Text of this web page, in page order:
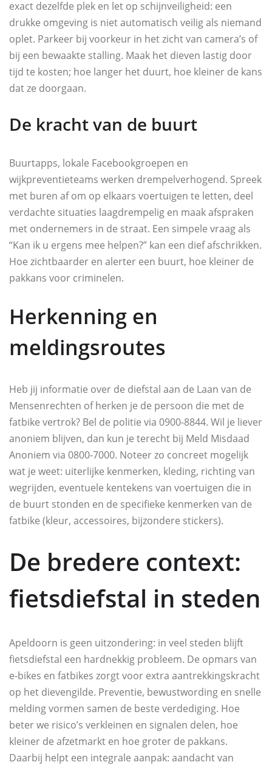
exact dezelfde plek en let op schijnveiligheid: een
drukke omgeving is niet automatisch veilig als niemand
oplet. Parkeer bij voorkeur in het zicht van camera’s of
bij een bewaakte stalling. Maak het dieven lastig door
tijd te kosten; hoe langer het duurt, hoe kleiner de kans
dat ze doorgaan.
De kracht van de buurt
Buurtapps, lokale Facebookgroepen en
wijkpreventieteams werken drempelverhogend. Spreek
met buren af om op elkaars voertuigen te letten, deel
verdachte situaties laagdrempelig en maak afspraken
met ondernemers in de straat. Een simpele vraag als
“Kan ik u ergens mee helpen?” kan een dief afschrikken.
Hoe zichtbaarder en alerter een buurt, hoe kleiner de
pakkans voor criminelen.
Herkenning en
meldingsroutes
Heb jij informatie over de diefstal aan de Laan van de
Mensenrechten of herken je de persoon die met de
fatbike vertrok? Bel de politie via 0900-8844. Wil je liever
anoniem blijven, dan kun je terecht bij Meld Misdaad
Anoniem via 0800-7000. Noteer zo concreet mogelijk
wat je weet: uiterlijke kenmerken, kleding, richting van
wegrijden, eventuele kentekens van voertuigen die in
de buurt stonden en de specifieke kenmerken van de
fatbike (kleur, accessoires, bijzondere stickers).
De bredere context:
fietsdiefstal in steden
Apeldoorn is geen uitzondering: in veel steden blijft
fietsdiefstal een hardnekkig probleem. De opmars van
e-bikes en fatbikes zorgt voor extra aantrekkingskracht
op het dievengilde. Preventie, bewustwording en snelle
melding vormen samen de beste verdediging. Hoe
beter we risico’s verkleinen en signalen delen, hoe
kleiner de afzetmarkt en hoe groter de pakkans.
Daarbij helpt een integrale aanpak: aandacht van